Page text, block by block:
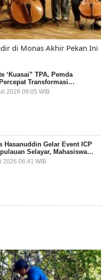
di Monas Akhir Pekan Ini
‘Kuasai” TPA, Pemda
Transformasi
Sampah Organik dari Sumber
2026 09:05 WIB
Hasanuddin Gelar Event ICP
Selayar, Mahasiswa
Jadi Partisipan
2026 06:41 WIB